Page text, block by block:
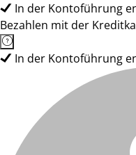
In der Kontoführung
Bezahlen mit der
In der Kontoführung